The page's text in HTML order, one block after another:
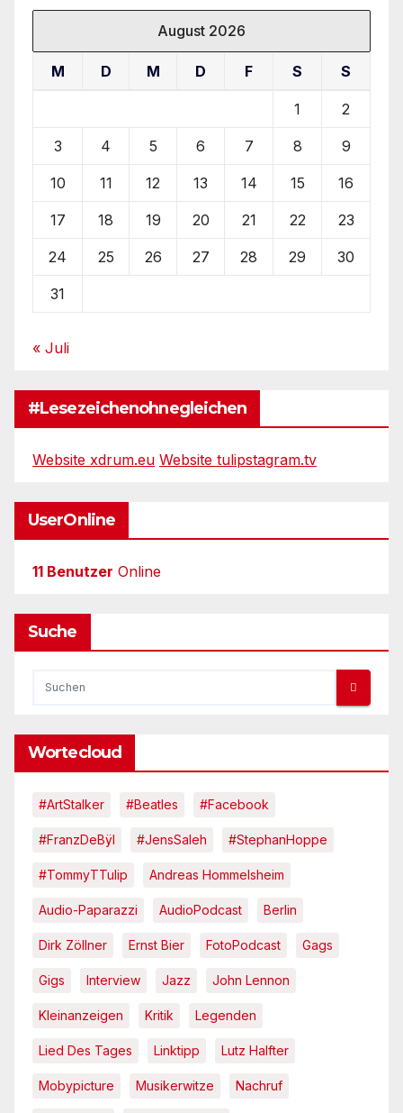
August 2026
M D M D F S S
1 2
3 4 5 6 7 8 9
10 11 12 13 14 15 16
17 18 19 20 21 22 23
24 25 26 27 28 29 30
31
« Juli
#Lesezeichenohnegleichen
Website xdrum.eu Website tulipstagram.tv
UserOnline
11 Benutzer Online
Suche
Wortecloud
#ArtStalker #Beatles #Facebook
#FranzDeBÿl #JensSaleh #StephanHoppe
#TommyTTulip Andreas Hommelsheim
Audio-Paparazzi AudioPodcast Berlin
Dirk Zöllner Ernst Bier FotoPodcast Gags
Gigs Interview Jazz John Lennon
Kleinanzeigen Kritik Legenden
Lied Des Tages Linktipp Lutz Halfter
Mobypicture Musikerwitze Nachruf